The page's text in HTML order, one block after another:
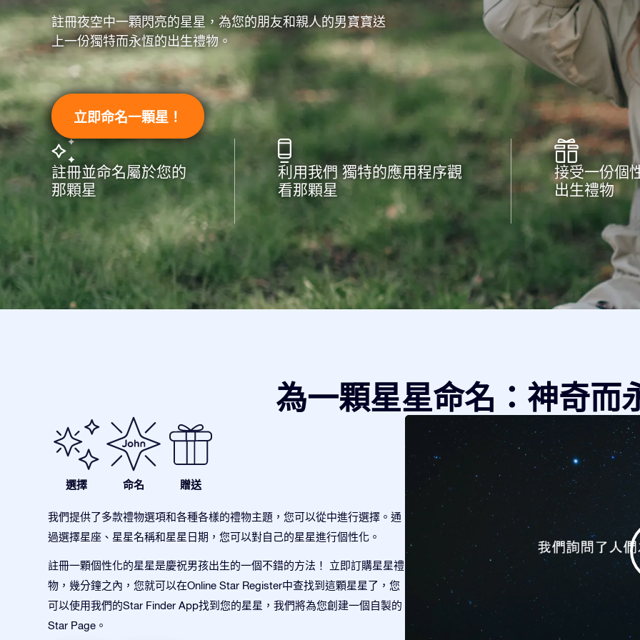
註冊夜空中一顆閃亮的星星，為您的朋友和親人的男寶寶送
上一份獨特而永恆的出生禮物。
立即命名一顆星！
註冊並命名屬於您的
那顆星
利用我們 獨特的應用程序觀
看那顆星
接受一份個
出生禮物
為一顆星星命名：神奇而
選擇 命名 贈送
我們提供了多款禮物選項和各種各樣的禮物主題，您可以從中進行選擇。通
過選擇星座、星星名稱和星星日期，您可以對自己的星星進行個性化。
註冊一顆個性化的星星是慶祝男孩出生的一個不錯的方法！ 立即訂購星星禮
物，幾分鐘之內，您就可以在Online Star Register中查找到這顆星星了，您
可以使用我們的Star Finder App找到您的星星，我們將為您創建一個自製的
Star Page。